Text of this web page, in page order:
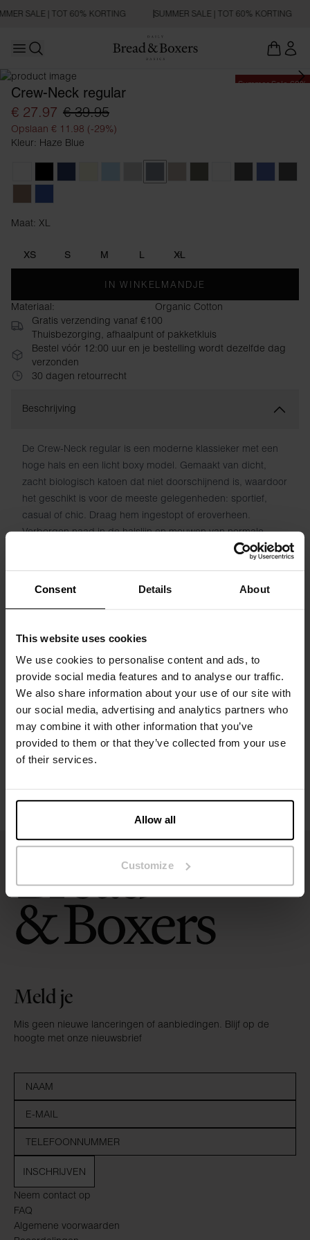
Consent Details About
This website uses cookies
We use cookies to personalise content and ads, to
provide social media features and to analyse our traffic.
We also share information about your use of our site with
our social media, advertising and analytics partners who
may combine it with other information that you’ve
provided to them or that they’ve collected from your use
of their services.
Allow all
Customize
SALE | TOT 60% KORTING SUMMER SALE | TOT 60% KORTING
Open main menu
Summer Sale 60%
Crew-Neck regular
€ 27.97 € 39.95
Opslaan € 11.98 (-29%)
Kleur: Haze Blue
Maat: XL
XS S M L XL
IN WINKELMANDJE
Materiaal:
Organic Cotton
Gratis verzending vanaf €100
Thuisbezorging, afhaalpunt of pakketkluis
Bestel vóór 12:00 uur en je bestelling wordt dezelfde dag
verzonden
30 dagen retourrecht
Beschrijving
De Crew-Neck regular is een moderne klassieker met een
hoge hals en een licht boxy model. Gemaakt van dicht,
zacht biologisch katoen dat niet doorschijnend is, waardoor
het geschikt is voor de meeste gelegenheden: sportief,
casual of chic. Draag hem ingestopt of eroverheen.
Verborgen naad in de halslijn en mouwen van normale
Maatgids
Wasvoorschriften
Beoordelingen
Neem contact op
FAQ
Algemene voorwaarden
Meld je
Mis geen nieuwe lanceringen of aanbiedingen. Blijf op de
hoogte met onze nieuwsbrief
INSCHRIJVEN